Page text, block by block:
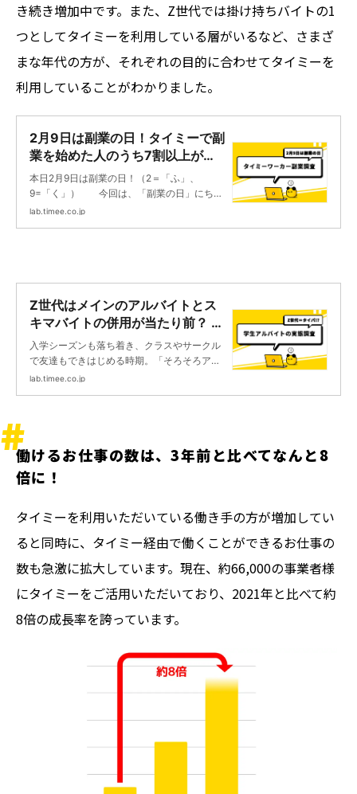
タイルに合わせて利用している実態が見えて
きました。
き続き増加中です。また、Z世代では掛け持ちバイトの1
つとしてタイミーを利用している層がいるなど、さまざ
まな年代の方が、それぞれの目的に合わせてタイミーを
利用していることがわかりました。
2月9日は副業の日！タイミーで副
業を始めた人のうち7割以上が
2022年に開始という結果に | タ
イミーラボ - スキマで働く、世界
が広がる。
本日2月9日は副業の日！（2＝「ふ」、
9=「く」） 今回は、「副業の日」にちな
んで、タイミーの利用者のうち本業が「会社
しました。本記事ではその調査結果をお伝え
します。
lab.timee.co.jp
Z世代はメインのアルバイトとス
キマバイトの併用が当たり前？ 学
生バイトの実態を調査 | タイミー
ラボ - スキマで働く、世界が広が
る。
入学シーズンも落ち着き、クラスやサークル
で友達もできはじめる時期。「そろそろアル
バイトを始めようかな......」と考えている学生
lab.timee.co.jp
働けるお仕事の数は、3年前と比べてなんと8
倍に！
タイミーを利用いただいている働き手の方が増加してい
ると同時に、タイミー経由で働くことができるお仕事の
数も急激に拡大しています。現在、約66,000の事業者様
にタイミーをご活用いただいており、2021年と比べて約
8倍の成長率を誇っています。